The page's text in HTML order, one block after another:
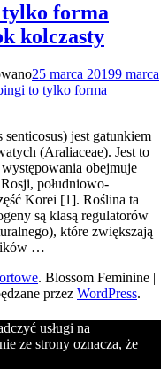
tylko forma
kolczasty
25 marca 20199 marca
to tylko forma
jest gatunkiem
(Araliaceae). Jest to
obejmuje
południowo-
Korei [1]. Roślina ta
są klasą regulatorów
które zwiększają
…
. Blossom Feminine |
przez WordPress.
usługi na
ze strony oznacza, że